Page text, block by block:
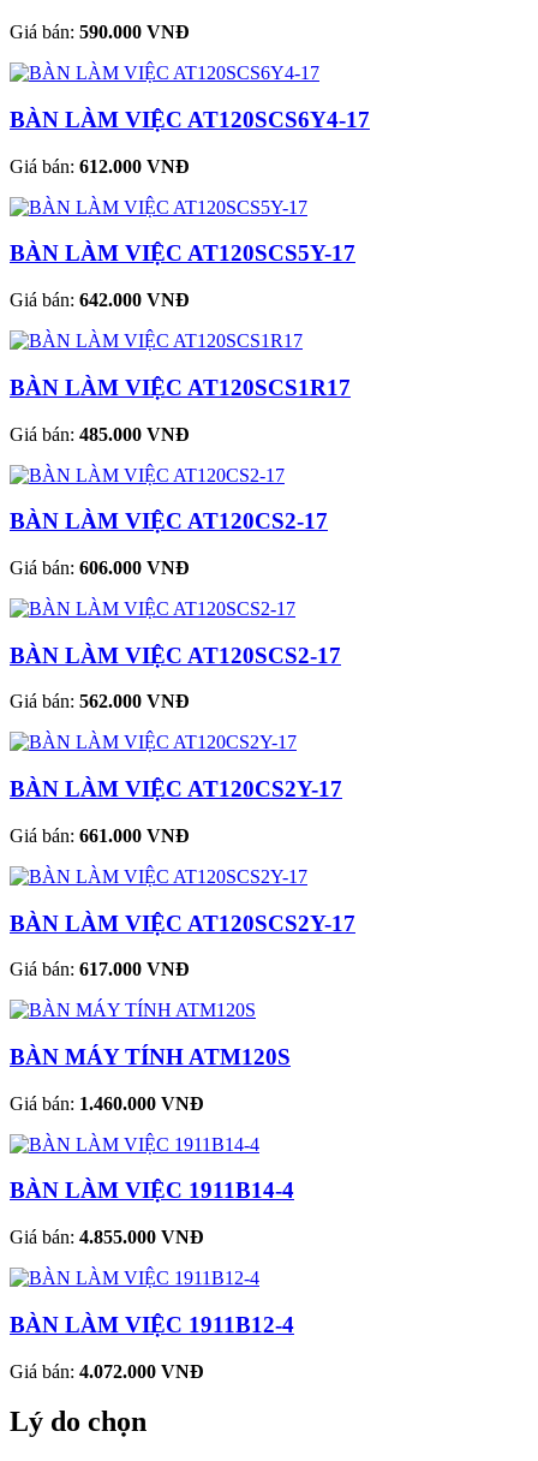
Giá bán: 590.000 VNĐ
BÀN LÀM VIỆC AT120SCS6Y4-17
Giá bán: 612.000 VNĐ
BÀN LÀM VIỆC AT120SCS5Y-17
Giá bán: 642.000 VNĐ
BÀN LÀM VIỆC AT120SCS1R17
Giá bán: 485.000 VNĐ
BÀN LÀM VIỆC AT120CS2-17
Giá bán: 606.000 VNĐ
BÀN LÀM VIỆC AT120SCS2-17
Giá bán: 562.000 VNĐ
BÀN LÀM VIỆC AT120CS2Y-17
Giá bán: 661.000 VNĐ
BÀN LÀM VIỆC AT120SCS2Y-17
Giá bán: 617.000 VNĐ
BÀN MÁY TÍNH ATM120S
Giá bán: 1.460.000 VNĐ
BÀN LÀM VIỆC 1911B14-4
Giá bán: 4.855.000 VNĐ
BÀN LÀM VIỆC 1911B12-4
Giá bán: 4.072.000 VNĐ
Lý do chọn